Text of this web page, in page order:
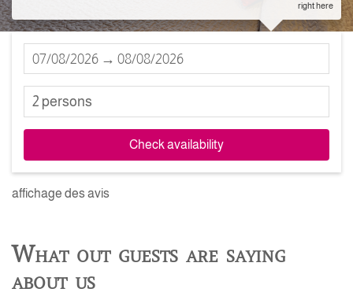
right here
2 persons
Check availability
affichage des avis
What out guests are saying
about us